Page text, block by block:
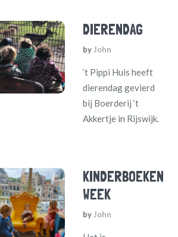
DIERENDAG
by John
‘t Pippi Huis heeft
dierendag gevierd
bij Boerderij ‘t
Akkertje in Rijswijk.
KINDERBOEKEN
WEEK
by John